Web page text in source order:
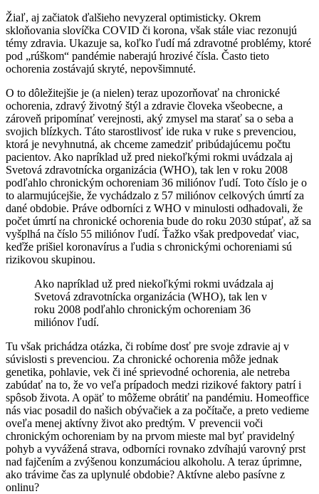
Žiaľ, aj začiatok ďalšieho nevyzeral optimisticky. Okrem
skloňovania slovíčka COVID či korona, však stále viac rezonujú
témy zdravia. Ukazuje sa, koľko ľudí má zdravotné problémy, ktoré
pod „rúškom“ pandémie naberajú hrozivé čísla. Často tieto
ochorenia zostávajú skryté, nepovšimnuté.
O to dôležitejšie je (a nielen) teraz upozorňovať na chronické
ochorenia, zdravý životný štýl a zdravie človeka všeobecne, a
zároveň pripomínať verejnosti, aký zmysel ma starať sa o seba a
svojich blízkych. Táto starostlivosť ide ruka v ruke s prevenciou,
ktorá je nevyhnutná, ak chceme zamedziť pribúdajúcemu počtu
pacientov. Ako napríklad už pred niekoľkými rokmi uvádzala aj
Svetová zdravotnícka organizácia (WHO), tak len v roku 2008
podľahlo chronickým ochoreniam 36 miliónov ľudí. Toto číslo je o
to alarmujúcejšie, že vychádzalo z 57 miliónov celkových úmrtí za
dané obdobie. Práve odborníci z WHO v minulosti odhadovali, že
počet úmrtí na chronické ochorenia bude do roku 2030 stúpať, až sa
vyšplhá na číslo 55 miliónov ľudí. Ťažko však predpovedať viac,
keďže prišiel koronavírus a ľudia s chronickými ochoreniami sú
rizikovou skupinou.
Ako napríklad už pred niekoľkými rokmi uvádzala aj
Svetová zdravotnícka organizácia (WHO), tak len v
roku 2008 podľahlo chronickým ochoreniam 36
miliónov ľudí.
Tu však prichádza otázka, či robíme dosť pre svoje zdravie aj v
súvislosti s prevenciou. Za chronické ochorenia môže jednak
genetika, pohlavie, vek či iné sprievodné ochorenia, ale netreba
zabúdať na to, že vo veľa prípadoch medzi rizikové faktory patrí i
spôsob života. A opäť to môžeme obrátiť na pandémiu. Homeoffice
nás viac posadil do našich obývačiek a za počítače, a preto vedieme
oveľa menej aktívny život ako predtým. V prevencii voči
chronickým ochoreniam by na prvom mieste mal byť pravidelný
pohyb a vyvážená strava, odborníci rovnako zdvíhajú varovný prst
nad fajčením a zvýšenou konzumáciou alkoholu. A teraz úprimne,
ako trávime čas za uplynulé obdobie? Aktívne alebo pasívne z
onlinu?